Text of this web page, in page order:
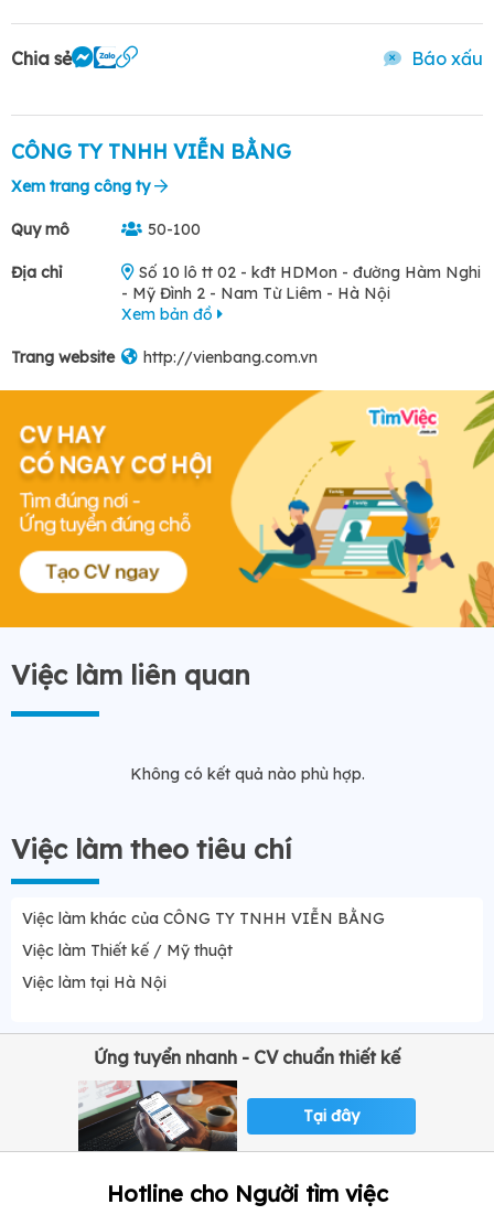
Chia sẻ Báo xấu
CÔNG TY TNHH VIỄN BẰNG
Xem trang công ty
Quy mô 50-100
Địa chỉ
Số 10 lô tt 02 - kđt HDMon - đường Hàm Nghi
- Mỹ Đình 2 - Nam Từ Liêm - Hà Nội
Xem bản đồ
Trang website http://vienbang.com.vn
Việc làm liên quan
Không có kết quả nào phù hợp.
Việc làm theo tiêu chí
Việc làm khác của CÔNG TY TNHH VIỄN BẰNG
Việc làm Thiết kế / Mỹ thuật
Việc làm tại Hà Nội
Ứng tuyển nhanh - CV chuẩn thiết kế
Tại đây
Hotline cho Người tìm việc